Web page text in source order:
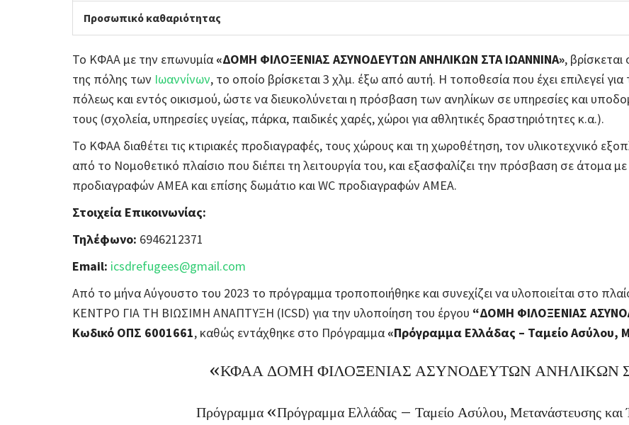
Προσωπικό καθαριότητας
Το ΚΦΑΑ με την επωνυμία«ΔΟΜΗ ΦΙΛΟΞΕΝΙΑΣ ΑΣΥΝΟΔΕΥΤΩΝ ΑΝΗΛΙΚΩΝ ΣΤΑ ΙΩΑΝΝΙΝΑ»,
της πόλης των Ιωαννίνων, το οποίο βρίσκεται 3 χλμ. έξω από αυτή. Η τοποθεσία που έχει επιλεγεί για
πόλεως και εντός οικισμού, ώστε να διευκολύνεται η πρόσβαση των ανηλίκων σε υπηρεσίες και
τους (σχολεία, υπηρεσίες υγείας, πάρκα, παιδικές χαρές, χώροι για αθλητικές δραστηριότητες κ.α.).
Το ΚΦΑΑ διαθέτει τις κτιριακές προδιαγραφές, τους χώρους και τη χωροθέτηση, τον υλικοτεχνικό
από το Νομοθετικό πλαίσιο που διέπει τη λειτουργία του, και εξασφαλίζει την πρόσβαση σε άτομα
προδιαγραφών ΑΜΕΑ και επίσης δωμάτιο και WC προδιαγραφών ΑΜΕΑ.
Στοιχεία Επικοινωνίας:
Τηλέφωνο: 6946212371
Email: icsdrefugees@gmail.com
Από το μήνα Αύγουστο του 2023 το πρόγραμμα τροποποιήθηκε και συνεχίζει να υλοποιείται στο
ΚΕΝΤΡΟ ΓΙΑ ΤΗ ΒΙΩΣΙΜΗ ΑΝΑΠΤΥΞΗ (ICSD) για την υλοποίηση του έργου “ΔΟΜΗ ΦΙΛΟΞΕΝΙΑΣ
Κωδικό ΟΠΣ 6001661, καθώς εντάχθηκε στο Πρόγραμμα«Πρόγραμμα Ελλάδας – Ταμείο Ασύλου,
«ΚΦΑΑ ΔΟΜΗ ΦΙΛΟΞΕΝΙΑΣ ΑΣΥΝΟΔΕΥΤΩΝ ΑΝΗΛΙΚΩΝ
Πρόγραμμα «Πρόγραμμα Ελλάδας – Ταμείο Ασύλου, Μετανάστευσης